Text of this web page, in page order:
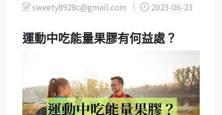
sweety8928c@gmail.com 2023-06-23
運動中吃能量果膠有何益處？